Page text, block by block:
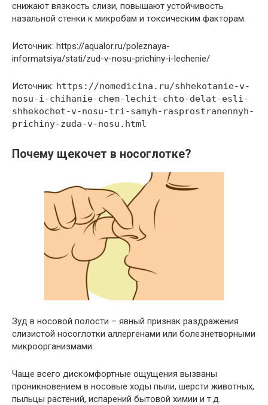
снижают вязкость слизи, повышают устойчивость
назальной стенки к микробам и токсическим факторам.
Источник: https://aqualor.ru/poleznaya-
informatsiya/stati/zud-v-nosu-prichiny-i-lechenie/
Источник: https://nomedicina.ru/shhekotanie-v-
nosu-i-chihanie-chem-lechit-chto-delat-esli-
shhekochet-v-nosu-tri-samyh-rasprostranennyh-
prichiny-zuda-v-nosu.html
Почему щекочет в носоглотке?
Зуд в носовой полости – явный признак раздражения
слизистой носоглотки аллергенами или болезнетворными
микроорганизмами.
Чаще всего дискомфортные ощущения вызваны
проникновением в носовые ходы пыли, шерсти животных,
пыльцы растений, испарений бытовой химии и т.д.